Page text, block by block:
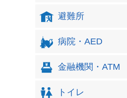
避難所
病院・AED
金融機関・ATM
トイレ